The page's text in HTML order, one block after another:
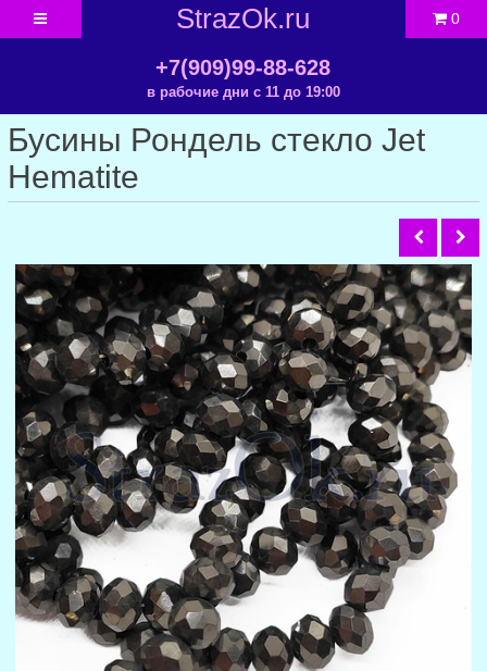
StrazOk.ru
+7(909)99-88-628
в рабочие дни с 11 до 19:00
0
Бусины Рондель стекло Jet
Hematite